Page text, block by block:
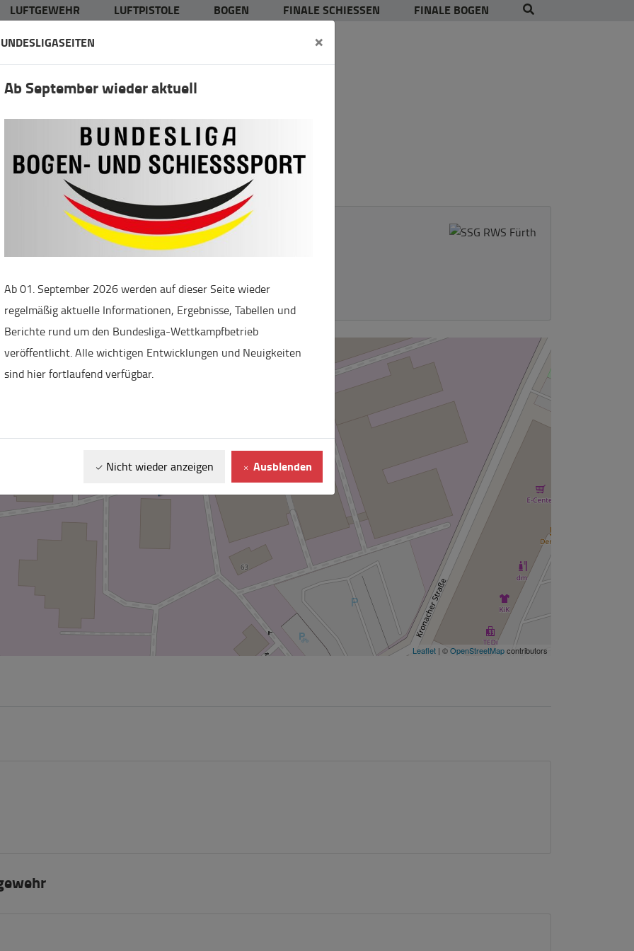
LUFTGEWEHR LUFTPISTOLE BOGEN FINALE SCHIESSEN FINALE BOGEN
Leaflet | ©OpenStreetMapcontributors
×
Ab September wieder aktuell
Ab 01. September 2026 werden auf dieser Seite wieder
regelmäßig aktuelle Informationen, Ergebnisse, Tabellen und
Berichte rund um den Bundesliga-Wettkampfbetrieb
veröffentlicht. Alle wichtigen Entwicklungen und Neuigkeiten
sind hier fortlaufend verfügbar.
Nicht wieder anzeigen Ausblenden